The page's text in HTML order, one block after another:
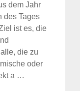
dem Jahr
des Tages
ist es, die
die zu
oder
a …